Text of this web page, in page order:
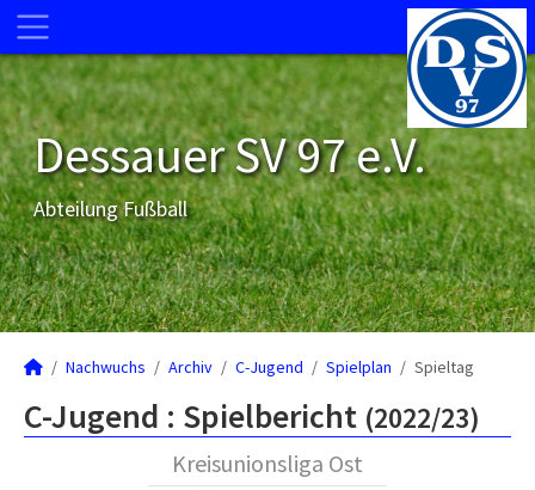
Dessauer SV 97 e.V.
Abteilung Fußball
Nachwuchs Archiv C-Jugend Spielplan Spieltag
C-Jugend : Spielbericht (2022/23)
Kreisunionsliga Ost